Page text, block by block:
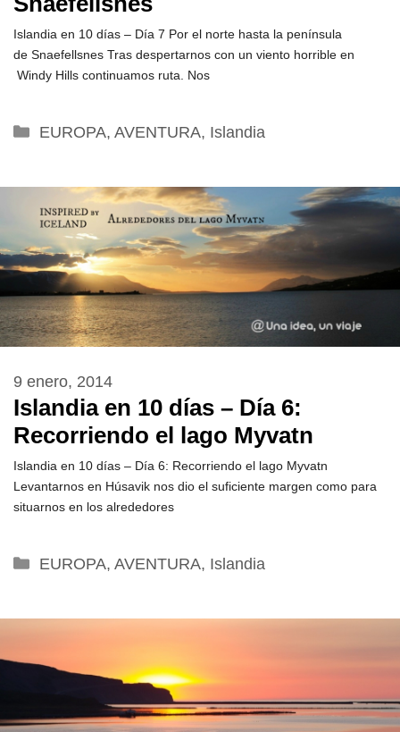
Islandia en 10 días – Día 7 Por el norte hasta la península
de Snaefellsnes Tras despertarnos con un viento horrible en
Windy Hills continuamos ruta. Nos
Categorías
EUROPA, AVENTURA, Islandia
Islandia en 10 días – Día 6:
Recorriendo el lago Myvatn
9 enero, 2014
Islandia en 10 días – Día 6: Recorriendo el lago Myvatn
Levantarnos en Húsavik nos dio el suficiente margen como para
situarnos en los alrededores
Categorías
EUROPA, AVENTURA, Islandia